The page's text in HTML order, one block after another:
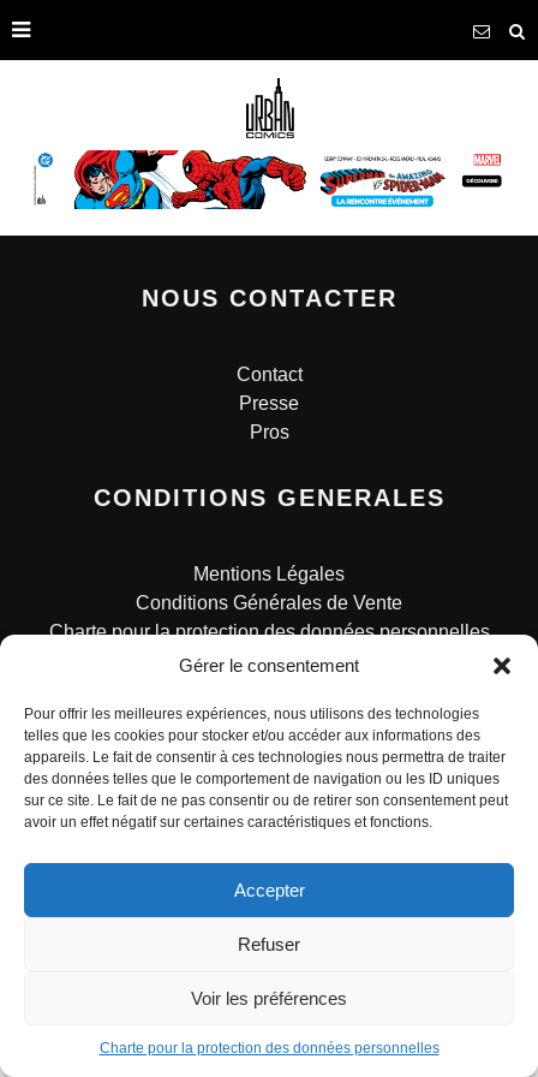
Gérer le consentement
Pour offrir les meilleures expériences, nous utilisons des technologies
telles que les cookies pour stocker et/ou accéder aux informations des
appareils. Le fait de consentir à ces technologies nous permettra de traiter
des données telles que le comportement de navigation ou les ID uniques
sur ce site. Le fait de ne pas consentir ou de retirer son consentement peut
avoir un effet négatif sur certaines caractéristiques et fonctions.
Accepter
Refuser
Voir les préférences
Charte pour la protection des données personnelles
NOUS CONTACTER
Contact
Presse
Pros
CONDITIONS GENERALES
Mentions Légales
Conditions Générales de Vente
Charte pour la protection des données personnelles
© ALL RIGHTS RESERVED. URBAN COMICS POUR LES
ÉDITIONS FRANÇAISES.